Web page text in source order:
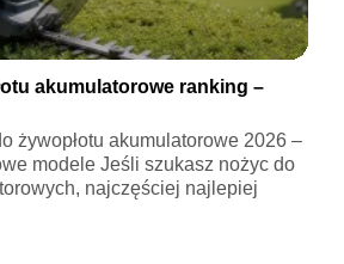
akumulatorowe ranking –
żywopłotu akumulatorowe 2026 –
modele Jeśli szukasz nożyc do
najczęściej najlepiej